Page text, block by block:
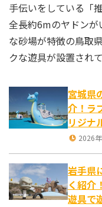
手伝いをしている「
全長約6mのヤドンが
な砂場が特徴の鳥取
クな遊具が設置され
宮城県
介！ラ
リジナ
2026
岩手県
く紹介
遊具で